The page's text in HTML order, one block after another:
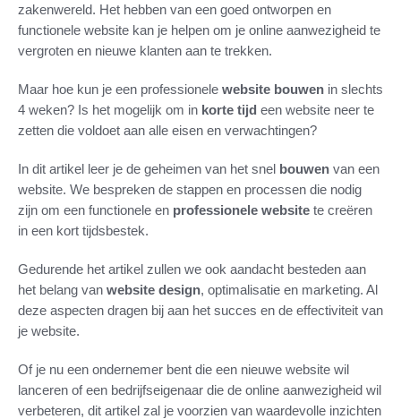
zakenwereld. Het hebben van een goed ontworpen en
functionele website kan je helpen om je online aanwezigheid te
vergroten en nieuwe klanten aan te trekken.
Maar hoe kun je een professionele website bouwen in slechts
4 weken? Is het mogelijk om in korte tijd een website neer te
zetten die voldoet aan alle eisen en verwachtingen?
In dit artikel leer je de geheimen van het snel bouwen van een
website. We bespreken de stappen en processen die nodig
zijn om een functionele en professionele website te creëren
in een kort tijdsbestek.
Gedurende het artikel zullen we ook aandacht besteden aan
het belang van website design, optimalisatie en marketing. Al
deze aspecten dragen bij aan het succes en de effectiviteit van
je website.
Of je nu een ondernemer bent die een nieuwe website wil
lanceren of een bedrijfseigenaar die de online aanwezigheid wil
verbeteren, dit artikel zal je voorzien van waardevolle inzichten